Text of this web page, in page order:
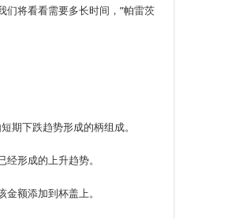
们将看看需要多长时间，”帕雷茨
期下跌趋势形成的柄组成。
形成的上升趋势。
额添加到杯盖上。